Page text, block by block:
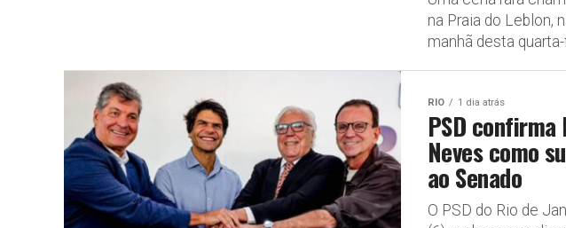
na Praia do Leblon,
manhã desta quarta-
RIO 1 dia atrás
PSD confirma
Neves como
ao Senado
O PSD do Rio de